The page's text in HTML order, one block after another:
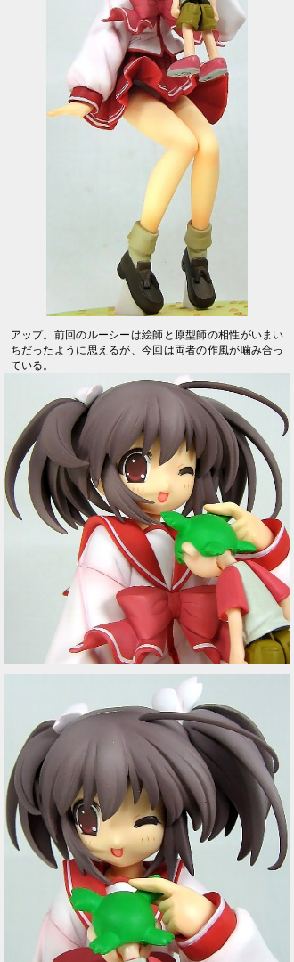
アップ。前回のルーシーは絵師と原型師の相性がいまい
ちだったように思えるが、今回は両者の作風が噛み合っ
ている。